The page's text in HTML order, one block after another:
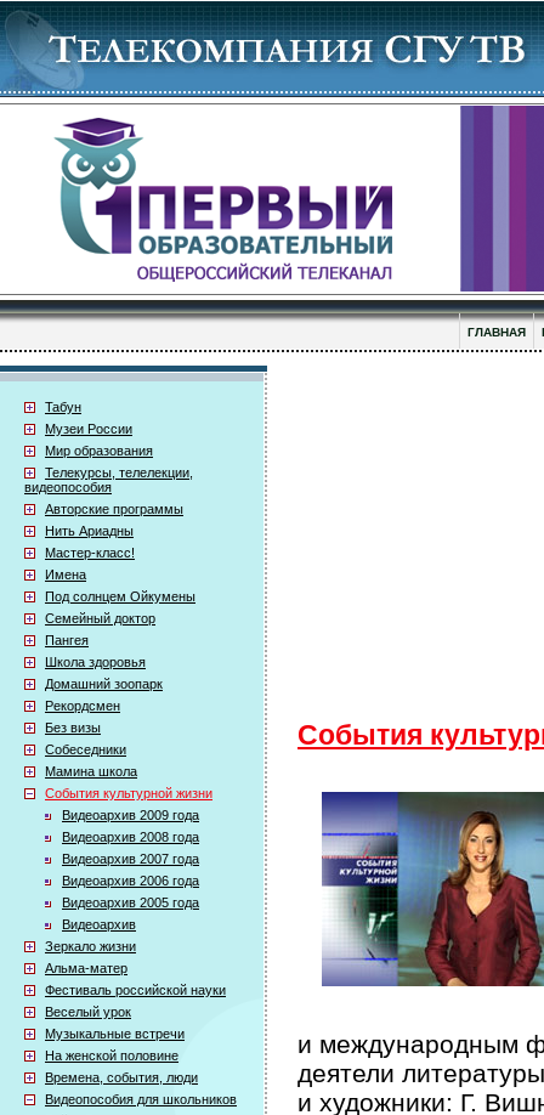
ГЛАВНАЯ
Табун
Музеи России
Мир образования
Телекурсы, телелекции,
видеопособия
Авторские программы
Нить Ариадны
Мастер-класс!
Имена
Под солнцем Ойкумены
Семейный доктор
Пангея
Школа здоровья
Домашний зоопарк
Рекордсмен
Без визы
Собеседники
Мамина школа
События культурной жизни
Видеоархив 2009 года
Видеоархив 2008 года
Видеоархив 2007 года
Видеоархив 2006 года
Видеоархив 2005 года
Видеоархив
Зеркало жизни
Альма-матер
Фестиваль российской науки
Веселый урок
Музыкальные встречи
На женской половине
Времена, события, люди
Видеопособия для школьников
События
и международным
деятели
и художники: Г.